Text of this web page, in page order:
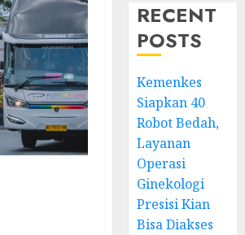
RECENT
POSTS
Kemenkes
Siapkan 40
Robot Bedah,
Layanan
Operasi
Ginekologi
Presisi Kian
Bisa Diakses